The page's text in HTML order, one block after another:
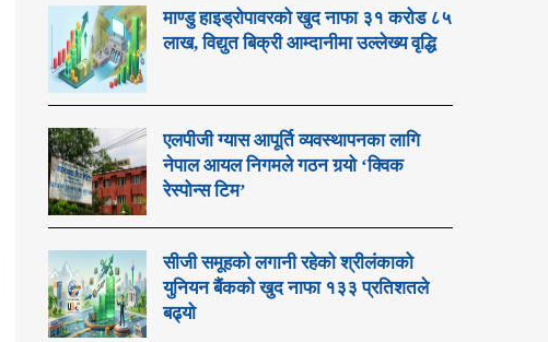
माण्डु हाइड्रोपावरको खुद नाफा ३१ करोड ८५
लाख, विद्युत बिक्री आम्दानीमा उल्लेख्य वृद्धि
एलपीजी ग्यास आपूर्ति व्यवस्थापनका लागि
नेपाल आयल निगमले गठन गर्‍यो ‘क्विक
रेस्पोन्स टिम’
सीजी समूहको लगानी रहेको श्रीलंकाको
युनियन बैंकको खुद नाफा १३३ प्रतिशतले
बढ्यो